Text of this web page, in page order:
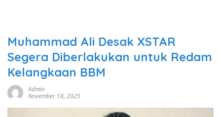
Muhammad Ali Desak XSTAR
Segera Diberlakukan untuk Redam
Kelangkaan BBM
Admin
November 18, 2025